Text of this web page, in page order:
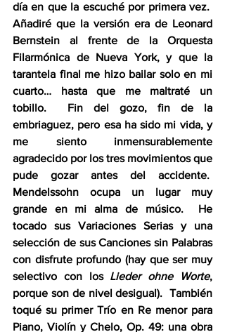
día en que la escuché por primera vez.
Añadiré que la versión era de Leonard
Bernstein al frente de la Orquesta
Filarmónica de Nueva York, y que la
tarantela final me hizo bailar solo en mi
cuarto… hasta que me maltraté un
tobillo.  Fin del gozo, fin de la
embriaguez, pero esa ha sido mi vida, y
me siento inmensurablemente
agradecido por los tres movimientos que
pude gozar antes del accidente.
Mendelssohn ocupa un lugar muy
grande en mi alma de músico.  He
tocado sus Variaciones Serias y una
selección de sus Canciones sin Palabras
con disfrute profundo (hay que ser muy
selectivo con los Lieder ohne Worte,
porque son de nivel desigual).  También
toqué su primer Trío en Re menor para
Piano, Violín y Chelo, Op. 49: una obra